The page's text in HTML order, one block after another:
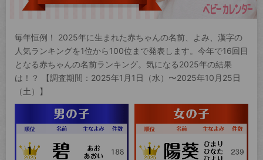
毎年恒例！ 2025年に生まれた赤ちゃんの名前、よみ、漢字の
人気ランキングを1位から100位まで発表します。今年で16回目
となる赤ちゃんの名前ランキング。気になる2025年の結果
は！？ 【調査期間：2025年1月1日（水）〜2025年10月25日
（土）】